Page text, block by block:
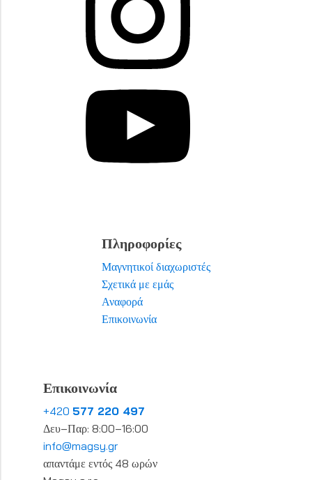
Πληροφορίες
Μαγνητικοί διαχωριστές
Σχετικά με εμάς
Αναφορά
Επικοινωνία
Επικοινωνία
+420 577 220 497
Δευ–Παρ: 8:00–16:00
info@magsy.gr
απαντάμε εντός 48 ωρών